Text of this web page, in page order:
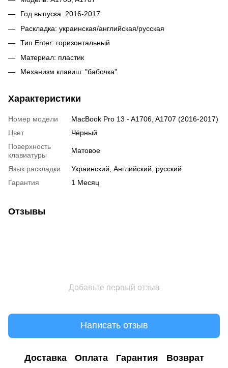
Год выпуска: 2016-2017
Раскладка: украинская/английская/русская
Тип Enter: горизонтальный
Материал: пластик
Механизм клавиш: "бабочка"
Характеристики
Номер модели
MacBook Pro 13 - A1706, A1707 (2016-2017)
Цвет
Чёрный
Поверхность
клавиатуры
Матовое
Язык раскладки
Украинский, Английский, русский
Гарантия
1 Месяц
Отзывы
Добавьте первый отзыв
Написать отзыв
Доставка Оплата Гарантия Возврат